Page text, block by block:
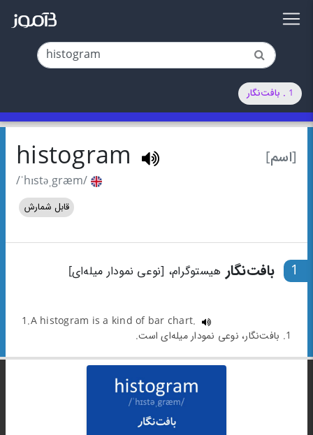
1 . بافت‌نگار
[اسم] histogram
/ˈhɪstəˌgræm/
قابل شمارش
1 بافت‌نگار هیستوگرام، [نوعی نمودار میله‌ای]
1.A histogram is a kind of bar chart.
1. بافت‌نگار، نوعی نمودار میله‌ای است.